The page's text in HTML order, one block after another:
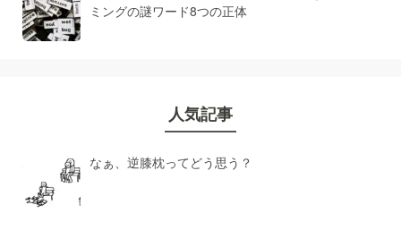
ミングの謎ワード8つの正体
人気記事
なぁ、逆膝枕ってどう思う？